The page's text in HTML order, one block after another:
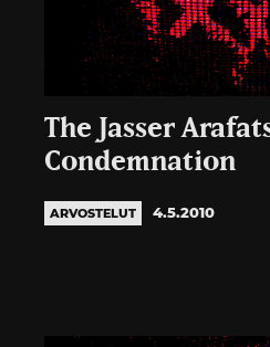
The Jasser
Condemnation
ARVOSTELUT 4.5.2010